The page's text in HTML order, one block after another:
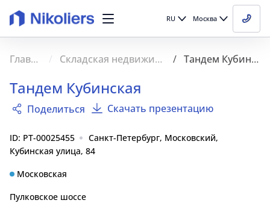
RU Москва
Главная Складская недвижимость Тандем Кубинская
Тандем Кубинская
Поделиться Скачать презентацию
ID: PT-00025455
Санкт-Петербург, Московский,
Кубинская улица, 84
Московская
Пулковское шоссе